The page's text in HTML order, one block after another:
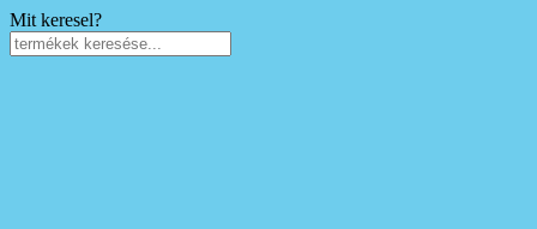
Mit keresel?